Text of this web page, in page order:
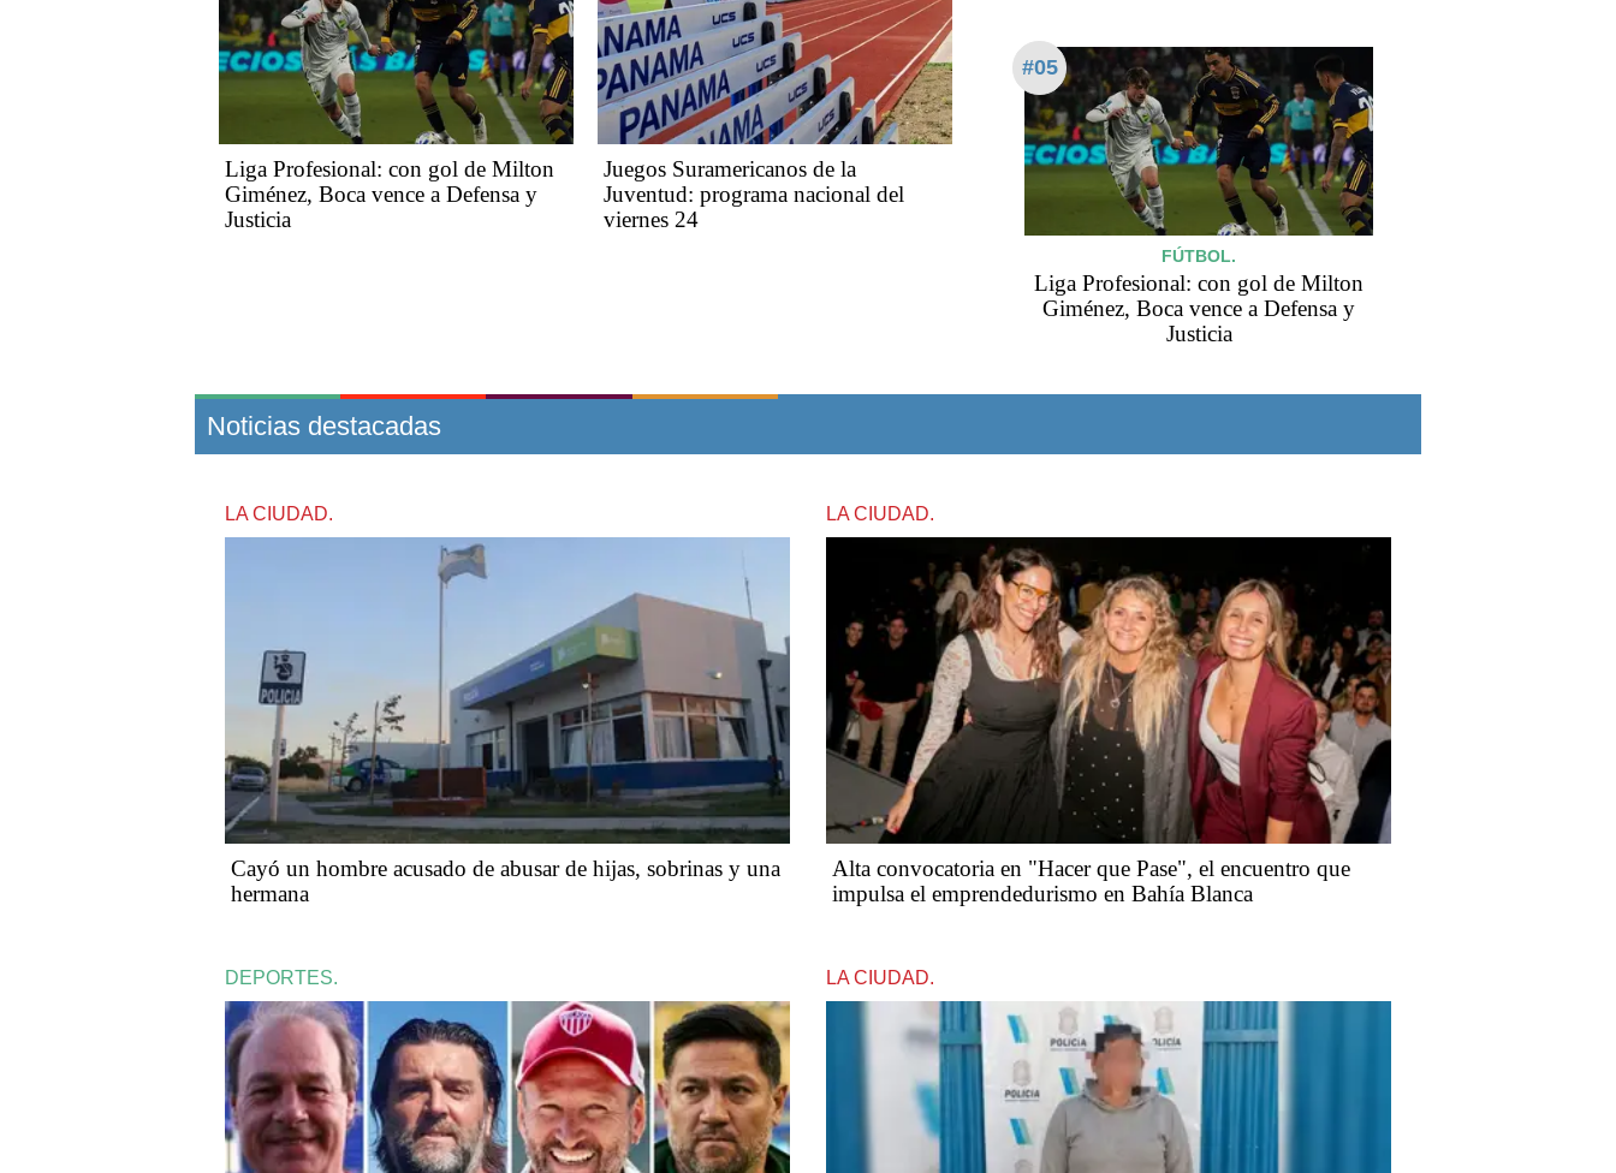
Liga Profesional: con gol de Milton
Giménez, Boca vence a Defensa y
Justicia
Juegos Suramericanos de la
Juventud: programa nacional del
viernes 24
#05
FÚTBOL.
Liga Profesional: con gol de Milton
Giménez, Boca vence a Defensa y
Justicia
Noticias destacadas
LA CIUDAD.
Cayó un hombre acusado de abusar de hijas, sobrinas y una
hermana
LA CIUDAD.
Alta convocatoria en "Hacer que Pase", el encuentro que
impulsa el emprendedurismo en Bahía Blanca
DEPORTES. LA CIUDAD.